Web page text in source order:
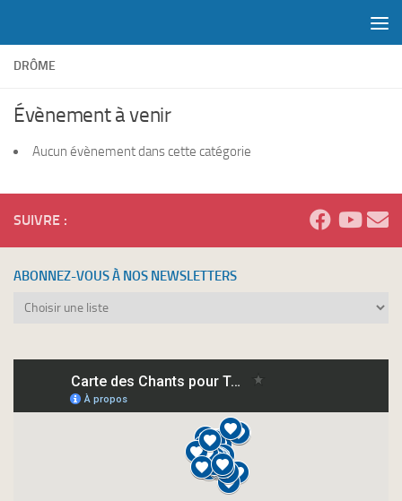
DRÔME
Évènement à venir
Aucun évènement dans cette catégorie
SUIVRE :
ABONNEZ-VOUS À NOS NEWSLETTERS
Abonnez-
newsletters